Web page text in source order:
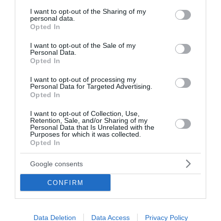
not limited to your visit or usage behaviour. You may click to
grant or deny consent to Google and its third-party tags to
use your data for below specified purposes in below Google
consent section.
I want to opt-out of the Sharing of my
personal data.
Opted In
I want to opt-out of the Sale of my
Personal Data.
Opted In
I want to opt-out of processing my
Personal Data for Targeted Advertising.
Opted In
I want to opt-out of Collection, Use,
Retention, Sale, and/or Sharing of my
Personal Data that Is Unrelated with the
Purposes for which it was collected.
Opted In
Google consents
CONFIRM
Data Deletion Data Access Privacy Policy
Παγκόσμιο Πρωτάθλημα
Κωπηλασίας: Αργυρό μετάλλιο
για Χιώτη και Αλεξίου
Σημαντική διάκριση πέτυχαν ο Γιώργος Χιώτης και ο
Απόστολος Σταύρος Αλεξίου, στο Παγκόσμιο
Πρωτάθλημα Κωπηλασίας Εφήβων-Νεανίδων, που
διεξάγεται στο Πλόβντιβ της Βουλγαρίας. Οι δύο
κωπηλάτες κατέκτησαν τη δεύτε...